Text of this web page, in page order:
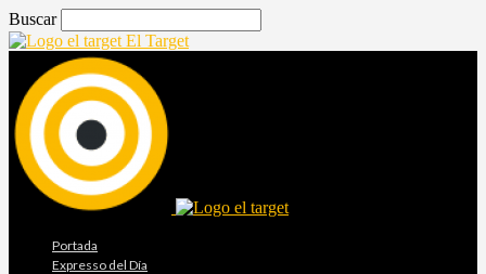
Buscar
El Target
Portada
Expresso del Día